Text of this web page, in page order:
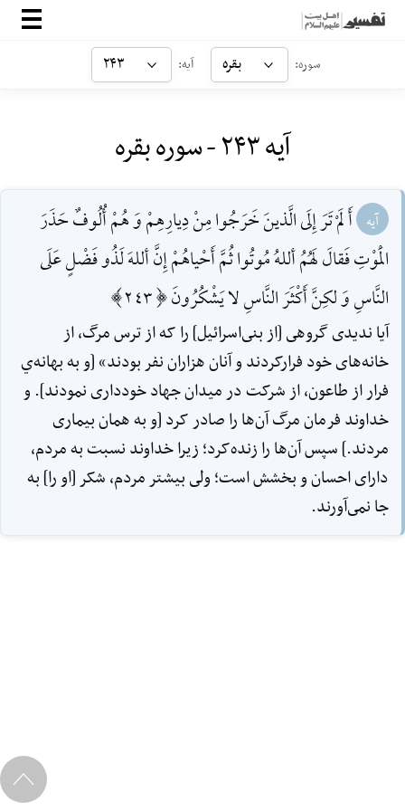
صفحه‌اصلی
ارتباط با ما
سوره: بقره آیه: ۲۴۳
آیه ۲۴۳ - سوره بقره
آیه أَ لَمْ تَرَ إِلَى الَّذينَ خَرَجُوا مِنْ دِيارِهِمْ وَ هُمْ أُلُوفٌ حَذَرَ
الْمَوْتِ فَقالَ لَهُمُ أللهُ مُوتُوا ثُمَّ أَحْياهُمْ إِنَّ أللهَ لَذُو فَضْلٍ عَلَى
النَّاسِ وَ لكِنَّ أَكْثَرَ النَّاسِ لا يَشْكُرُونَ [243]
آیا ندیدى گروهى [از بنى‌اسرائیل] را که از ترس مرگ، از
خانه‌هاى خود فرار‌کردند و آنان هزاران نفر بودند» [و به بهانه‌ي
فرار از طاعون، از شرکت در میدان جهاد خوددارى نمودند]. و
خداوند فرمان مرگ آن‌ها را صادر کرد [و به همان بیمارى
مردند.] سپس آن‌ها را زنده‌کرد؛ زیرا خداوند نسبت به مردم،
داراى احسان و بخشش است؛ ‌ولى بیشتر مردم، شکر [او را] به
جا نمى‌آورند.